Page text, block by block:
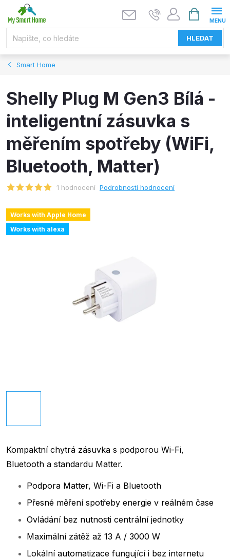
HLEDAT
NÁKUPNÍ
KOŠÍK
Smart Home
Shelly Plug M Gen3 Bílá -
inteligentní zásuvka s
měřením spotřeby (WiFi,
Bluetooth, Matter)
1 hodnocení Podrobnosti hodnocení
Works with Apple Home
Works with alexa
Kompaktní chytrá zásuvka s podporou Wi-Fi,
Bluetooth a standardu Matter.
Podpora Matter, Wi-Fi a Bluetooth
Přesné měření spotřeby energie v reálném čase
Ovládání bez nutnosti centrální jednotky
Maximální zátěž až 13 A / 3000 W
Lokální automatizace fungující i bez internetu